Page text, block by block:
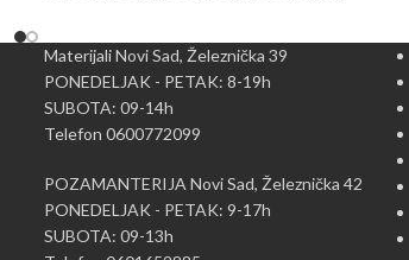
Materijali Novi Sad, Železnička 39
PONEDELJAK - PETAK: 8-19h
SUBOTA: 09-14h
Telefon 0600772099
POZAMANTERIJA Novi Sad, Železnička 42
PONEDELJAK - PETAK: 9-17h
SUBOTA: 09-13h